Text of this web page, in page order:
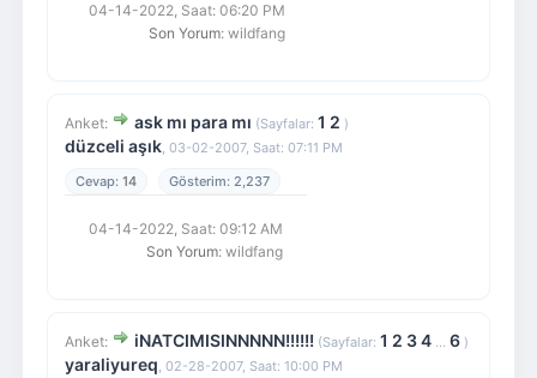
04-14-2022, Saat: 06:20 PM
Son Yorum: wildfang
Anket: ask mı para mı (Sayfalar: 1 2 )
düzceli aşık, 03-02-2007, Saat: 07:11 PM
14
2,237
04-14-2022, Saat: 09:12 AM
Son Yorum: wildfang
Anket: iNATCIMISINNNNN!!!!!! (Sayfalar: 1 2 34... 6)
yaraliyureq, 02-28-2007, Saat: 10:00 PM